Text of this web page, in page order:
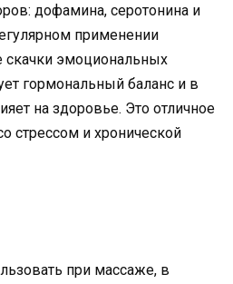
дофамина, серотонина и
применении
скачки эмоциональных
гормональный баланс и в
на здоровье. Это отличное
стрессом и хронической
при массаже, в